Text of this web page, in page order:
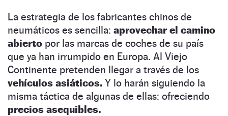
La estrategia de los fabricantes chinos de
neumáticos es sencilla: aprovechar el camino
abierto por las marcas de coches de su país
que ya han irrumpido en Europa. Al Viejo
Continente pretenden llegar a través de los
vehículos asiáticos. Y lo harán siguiendo la
misma táctica de algunas de ellas: ofreciendo
precios asequibles.